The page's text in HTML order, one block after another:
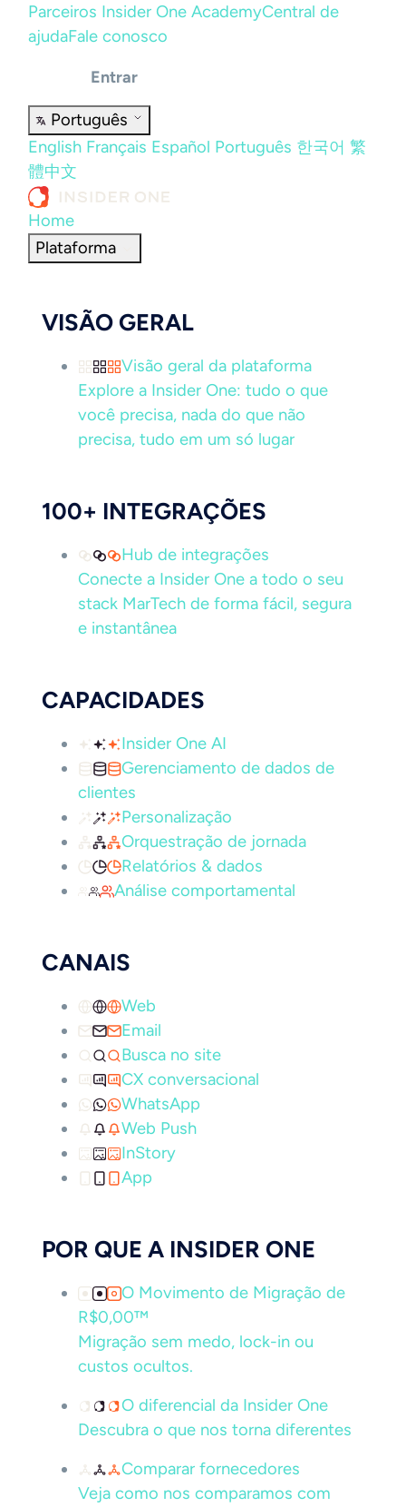
Parceiros Insider One AcademyCentral de
ajudaFale conosco
Entrar
Português
English Français Español Português 한국어 繁
體中文
Home
Plataforma
VISÃO GERAL
Visão geral da plataforma
Explore a Insider One: tudo o que
você precisa, nada do que não
precisa, tudo em um só lugar
100+ INTEGRAÇÕES
Hub de integrações
Conecte a Insider One a todo o seu
stack MarTech de forma fácil, segura
e instantânea
CAPACIDADES
Insider One AI
Gerenciamento de dados de
clientes
Personalização
Orquestração de jornada
Relatórios & dados
Análise comportamental
CANAIS
Web
Email
Busca no site
CX conversacional
WhatsApp
Web Push
InStory
App
POR QUE A INSIDER ONE
O Movimento de Migração de
R$0,00™
Migração sem medo, lock-in ou
custos ocultos.
O diferencial da Insider One
Descubra o que nos torna diferentes
Comparar fornecedores
Veja como nos comparamos com